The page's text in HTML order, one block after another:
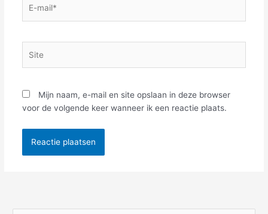
mail*
Mijn naam, e-mail en site opslaan in deze browser
voor de volgende keer wanneer ik een reactie plaats.